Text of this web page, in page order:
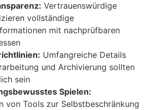
Vertrauenswürdige
vollständige
mit nachprüfbaren
Umfangreiche Details
und Archivierung sollten
sein
Spielen:
von Tools zur Selbstbeschränkung